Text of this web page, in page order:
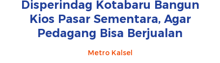
Disperindag Kotabaru Bangun
Kios Pasar Sementara, Agar
Pedagang Bisa Berjualan
Metro Kalsel